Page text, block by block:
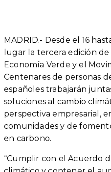
MADRID.- Desde el 16
lugar la tercera edición
Economía Verde y el
Centenares de personas
españoles trabajarán
soluciones al cambio
perspectiva empresarial,
comunidades y de
en carbono.
“Cumplir con el Acuerdo